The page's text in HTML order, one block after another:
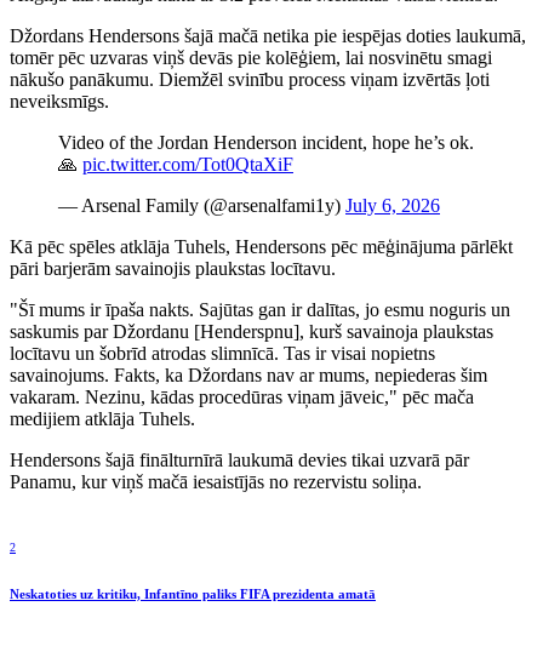
Džordans Hendersons šajā mačā netika pie iespējas doties laukumā,
tomēr pēc uzvaras viņš devās pie kolēģiem, lai nosvinētu smagi
nākušo panākumu. Diemžēl svinību process viņam izvērtās ļoti
neveiksmīgs.
Video of the Jordan Henderson incident, hope he’s ok.
🙏 pic.twitter.com/Tot0QtaXiF
— Arsenal Family (@arsenalfami1y) July 6, 2026
Kā pēc spēles atklāja Tuhels, Hendersons pēc mēģinājuma pārlēkt
pāri barjerām savainojis plaukstas locītavu.
"Šī mums ir īpaša nakts. Sajūtas gan ir dalītas, jo esmu noguris un
saskumis par Džordanu [Henderspnu], kurš savainoja plaukstas
locītavu un šobrīd atrodas slimnīcā. Tas ir visai nopietns
savainojums. Fakts, ka Džordans nav ar mums, nepiederas šim
vakaram. Nezinu, kādas procedūras viņam jāveic," pēc mača
medijiem atklāja Tuhels.
Hendersons šajā finālturnīrā laukumā devies tikai uzvarā pār
Panamu, kur viņš mačā iesaistījās no rezervistu soliņa.
2
Neskatoties uz kritiku, Infantīno paliks FIFA prezidenta amatā